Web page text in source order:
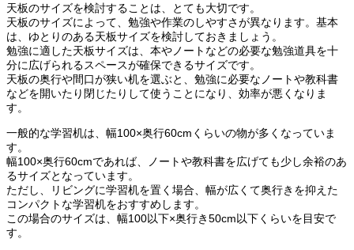
天板のサイズを検討することは、とても大切です。
天板のサイズによって、勉強や作業のしやすさが異なります。基本
は、ゆとりのある天板サイズを検討しておきましょう。
勉強に適した天板サイズは、本やノートなどの必要な勉強道具を十
分に広げられるスペースが確保できるサイズです。
天板の奥行や間口が狭い机を選ぶと、勉強に必要なノートや教科書
などを開いたり閉じたりして使うことになり、効率が悪くなりま
す。
一般的な学習机は、幅100×奥行60cmくらいの物が多くなっていま
す。
幅100×奥行60cmであれば、ノートや教科書を広げても少し余裕のあ
るサイズとなっています。
ただし、リビングに学習机を置く場合、幅が広くて奥行きを抑えた
コンパクトな学習机をおすすめします。
この場合のサイズは、幅100以下×奥行き50cm以下くらいを目安で
す。